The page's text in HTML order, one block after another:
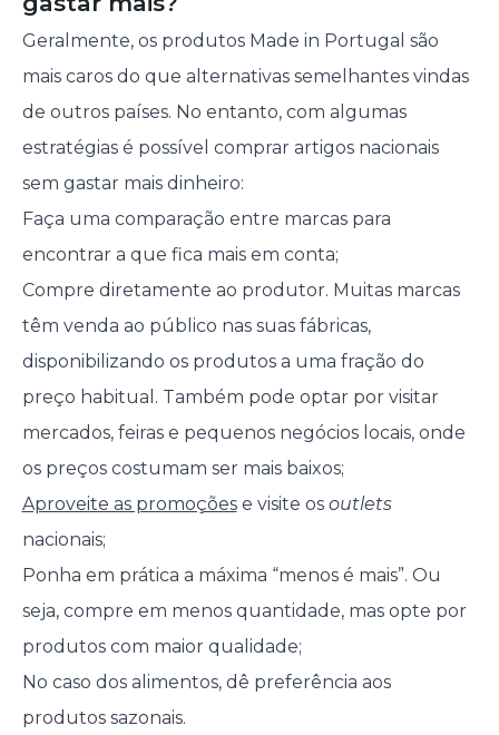
Geralmente, os produtos Made in Portugal são
mais caros do que alternativas semelhantes vindas
de outros países. No entanto, com algumas
estratégias é possível comprar artigos nacionais
sem gastar mais dinheiro:
Faça uma comparação entre marcas para
encontrar a que fica mais em conta;
Compre diretamente ao produtor. Muitas marcas
têm venda ao público nas suas fábricas,
disponibilizando os produtos a uma fração do
preço habitual. Também pode optar por visitar
mercados, feiras e pequenos negócios locais, onde
os preços costumam ser mais baixos;
Aproveite as promoçõese visite os outlets
nacionais;
Ponha em prática a máxima “menos é mais”. Ou
seja, compre em menos quantidade, mas opte por
produtos com maior qualidade;
No caso dos alimentos, dê preferência aos
produtos sazonais.